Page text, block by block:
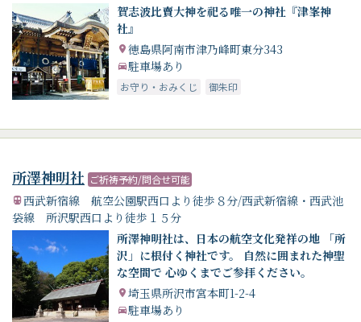
賀志波比賣大神を祀る唯一の神社『津峯神
社』
徳島県阿南市津乃峰町東分343
駐車場あり
お守り・おみくじ 御朱印
所澤神明社 ご祈祷予約/問合せ可能
西武新宿線 航空公園駅西口より徒歩８分/西武新宿線・西武池
袋線 所沢駅西口より徒歩１５分
所澤神明社は、日本の航空文化発祥の地 「所
沢」に根付く神社です。 自然に囲まれた神聖
な空間で 心ゆくまでご参拝ください。
埼玉県所沢市宮本町1-2-4
駐車場あり